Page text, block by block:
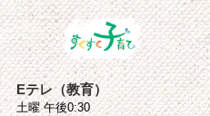
Eテレ（教育）
土曜 午後0:30